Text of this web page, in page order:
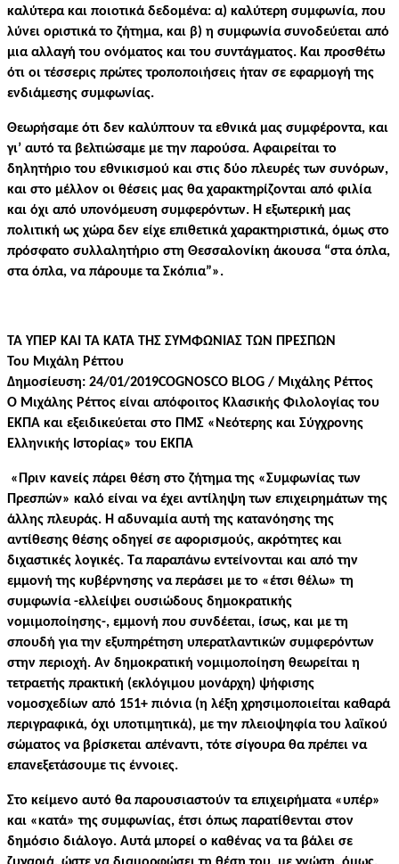
καλύτερα και ποιοτικά δεδομένα: α) καλύτερη συμφωνία, που
λύνει οριστικά το ζήτημα, και β) η συμφωνία συνοδεύεται από
μια αλλαγή του ονόματος και του συντάγματος. Και προσθέτω
ότι οι τέσσερις πρώτες τροποποιήσεις ήταν σε εφαρμογή της
ενδιάμεσης συμφωνίας.
Θεωρήσαμε ότι δεν καλύπτουν τα εθνικά μας συμφέροντα, και
γι’ αυτό τα βελτιώσαμε με την παρούσα. Αφαιρείται το
δηλητήριο του εθνικισμού και στις δύο πλευρές των συνόρων,
και στο μέλλον οι θέσεις μας θα χαρακτηρίζονται από φιλία
και όχι από υπονόμευση συμφερόντων. Η εξωτερική μας
πολιτική ως χώρα δεν είχε επιθετικά χαρακτηριστικά, όμως στο
πρόσφατο συλλαλητήριο στη Θεσσαλονίκη άκουσα “στα όπλα,
στα όπλα, να πάρουμε τα Σκόπια”».
ΤΑ ΥΠΕΡ ΚΑΙ ΤΑ ΚΑΤΑ ΤΗΣ ΣΥΜΦΩΝΙΑΣ ΤΩΝ ΠΡΕΣΠΩΝ
Του Μιχάλη Ρέττου
Δημοσίευση: 24/01/2019COGNOSCO BLOG / Μιχάλης Ρέττος
Ο Μιχάλης Ρέττος είναι απόφοιτος Κλασικής Φιλολογίας του
ΕΚΠΑ και εξειδικεύεται στο ΠΜΣ «Νεότερης και Σύγχρονης
Ελληνικής Ιστορίας» του ΕΚΠΑ
«Πριν κανείς πάρει θέση στο ζήτημα της «Συμφωνίας των
Πρεσπών» καλό είναι να έχει αντίληψη των επιχειρημάτων της
άλλης πλευράς. Η αδυναμία αυτή της κατανόησης της
αντίθεσης θέσης οδηγεί σε αφορισμούς, ακρότητες και
διχαστικές λογικές. Τα παραπάνω εντείνονται και από την
εμμονή της κυβέρνησης να περάσει με το «έτσι θέλω» τη
συμφωνία -ελλείψει ουσιώδους δημοκρατικής
νομιμοποίησης-, εμμονή που συνδέεται, ίσως, και με τη
σπουδή για την εξυπηρέτηση υπερατλαντικών συμφερόντων
στην περιοχή. Αν δημοκρατική νομιμοποίηση θεωρείται η
τετραετής πρακτική (εκλόγιμου μονάρχη) ψήφισης
νομοσχεδίων από 151+ πιόνια (η λέξη χρησιμοποιείται καθαρά
περιγραφικά, όχι υποτιμητικά), με την πλειοψηφία του λαϊκού
σώματος να βρίσκεται απέναντι, τότε σίγουρα θα πρέπει να
επανεξετάσουμε τις έννοιες.
Στο κείμενο αυτό θα παρουσιαστούν τα επιχειρήματα «υπέρ»
και «κατά» της συμφωνίας, έτσι όπως παρατίθενται στον
δημόσιο διάλογο. Αυτά μπορεί ο καθένας να τα βάλει σε